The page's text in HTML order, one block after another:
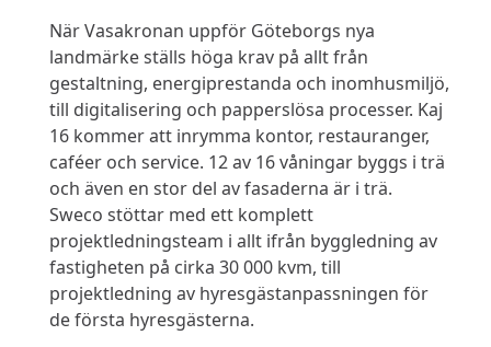
När Vasakronan uppför Göteborgs nya
landmärke ställs höga krav på allt från
gestaltning, energiprestanda och inomhusmiljö,
till digitalisering och papperslösa processer. Kaj
16 kommer att inrymma kontor, restauranger,
caféer och service. 12 av 16 våningar byggs i trä
och även en stor del av fasaderna är i trä.
Sweco stöttar med ett komplett
projektledningsteam i allt ifrån byggledning av
fastigheten på cirka 30 000 kvm, till
projektledning av hyresgästanpassningen för
de första hyresgästerna.